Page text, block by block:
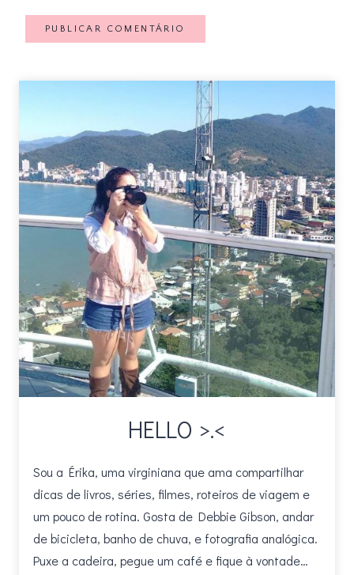
HELLO >.<
Sou a Érika, uma virginiana que ama compartilhar
dicas de livros, séries, filmes, roteiros de viagem e
um pouco de rotina. Gosta de Debbie Gibson, andar
de bicicleta, banho de chuva, e fotografia analógica.
Puxe a cadeira, pegue um café e fique à vontade…